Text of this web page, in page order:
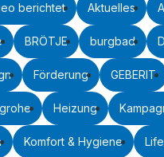
berichtet Aktuelles
BRÖTJE burgbad
Förderung GEBERIT
Heizung
Komfort & Hygiene